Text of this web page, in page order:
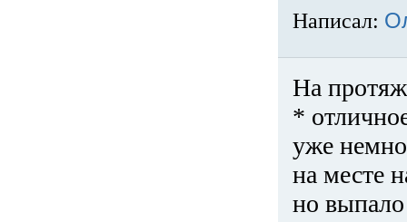
Написал:
На
*
уже
на месте
но